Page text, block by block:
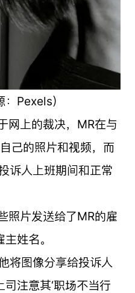
Pexels）
网上的裁决，MR在与
己的照片和视频，而
诉人上班期间和正常
照片发送给了MR的雇
姓名。
将图像分享给投诉人
注意其‘职场不当行